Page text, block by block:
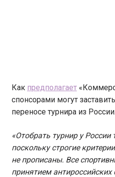
Как предполагает
спонсорами могут
переносе турнира из России.
«Отобрать турнир у России
поскольку строгие
не прописаны. Все
принятием антироссийских